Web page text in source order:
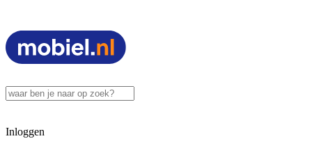
Inloggen